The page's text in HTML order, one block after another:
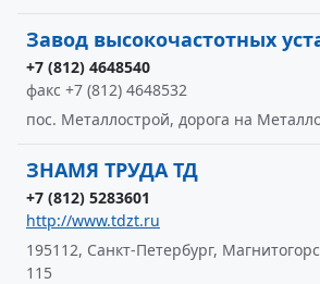
Завод высокочастотных
+7 (812) 4648540
факс +7 (812) 4648532
пос. Металлострой, дорога на
ЗНАМЯ ТРУДА ТД
+7 (812) 5283601
http://www.tdzt.ru
195112, Санкт-Петербург,
115